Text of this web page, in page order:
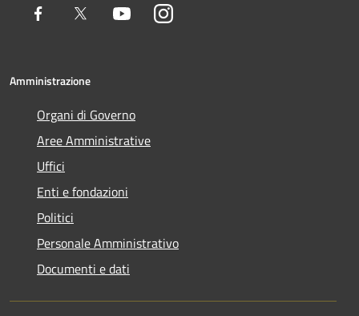
Facebook Twitter YoutubeInstagram
Amministrazione
Organi di Governo
Aree Amministrative
Uffici
Enti e fondazioni
Politici
Personale Amministrativo
Documenti e dati